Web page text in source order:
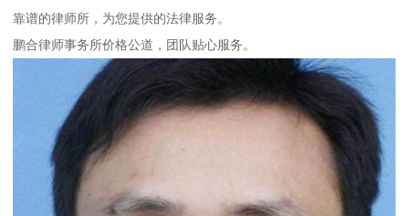
靠谱的律师所，为您提供的法律服务。
鹏合律师事务所价格公道，团队贴心服务。